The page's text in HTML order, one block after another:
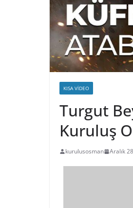
KISA VIDEO
Turgut
Kuruluş
kurulusosman Aralık